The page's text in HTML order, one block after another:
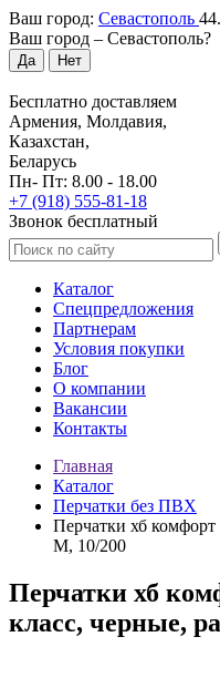
Ваш город: Севастополь
Ваш город – Севастополь?
Да Нет
Бесплатно доставляем
Армения, Молдавия,
Казахстан,
Беларусь
Пн- Пт: 8.00 - 18.00
+7 (918) 555-81-18
Звонок бесплатный
Каталог
Спецпредложения
Партнерам
Условия покупки
Блог
О компании
Вакансии
Контакты
Главная
Каталог
Перчатки без ПВХ
Перчатки хб
М, 10/200
Перчатки хб
класс, черные,